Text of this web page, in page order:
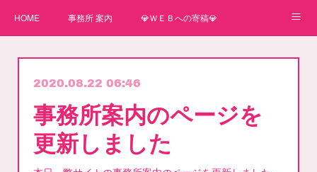
HOME 事務所 案内 💎ＷＥＢへの寄稿💎
弊事務所へのお問い合わせ講師
2020.08.22 06:46
事務所案内のページを
更新しました